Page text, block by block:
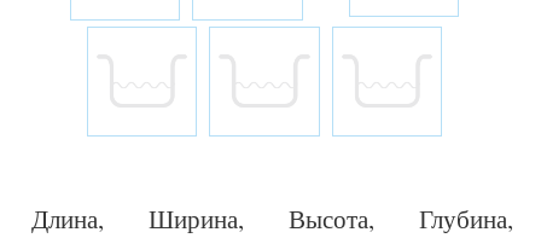
Длина,
Ширина,
Высота,
Глубина,